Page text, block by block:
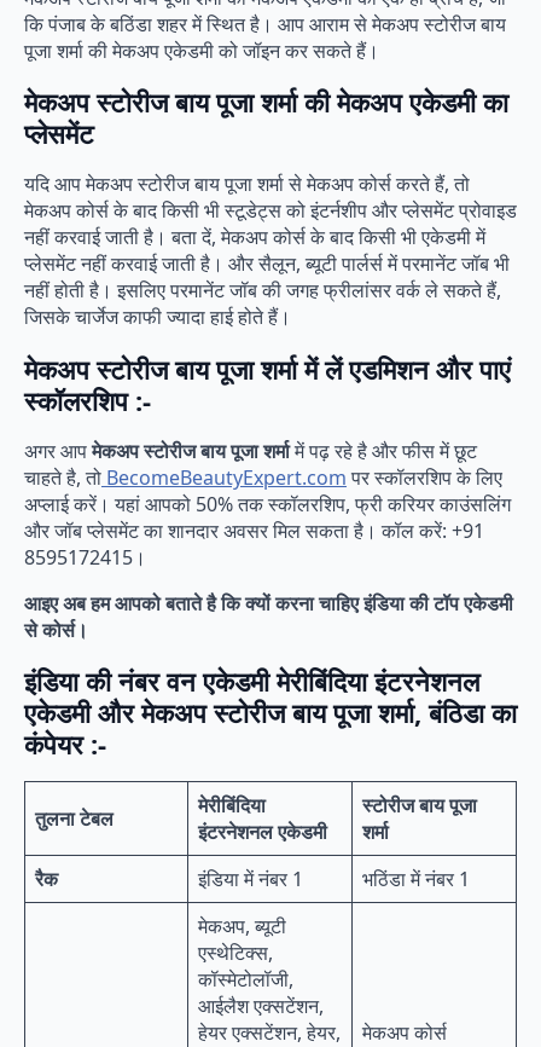
कि पंजाब के बठिंडा शहर में स्थित है। आप आराम से मेकअप स्टोरीज बाय
पूजा शर्मा की मेकअप एकेडमी को जॉइन कर सकते हैं।
मेकअप स्टोरीज बाय पूजा शर्मा की मेकअप एकेडमी का
प्लेसमेंट
यदि आप मेकअप स्टोरीज बाय पूजा शर्मा से मेकअप कोर्स करते हैं, तो
मेकअप कोर्स के बाद किसी भी स्टूडेट्स को इंटर्नशीप और प्लेसमेंट प्रोवाइड
नहीं करवाई जाती है। बता दें, मेकअप कोर्स के बाद किसी भी एकेडमी में
प्लेसमेंट नहीं करवाई जाती है। और सैलून, ब्यूटी पार्लर्स में परमानेंट जॉब भी
नहीं होती है। इसलिए परमानेंट जॉब की जगह फ्रीलांसर वर्क ले सकते हैं,
जिसके चार्जेज काफी ज्यादा हाई होते हैं।
मेकअप स्टोरीज बाय पूजा शर्मा में लें एडमिशन और पाएं
स्कॉलरशिप :-
अगर आपमेकअप स्टोरीज बाय पूजा शर्मामें पढ़ रहे है और फीस में छूट
चाहते है, तो BecomeBeautyExpert.comपर स्कॉलरशिप के लिए
अप्लाई करें। यहां आपको 50% तक स्कॉलरशिप, फ्री करियर काउंसलिंग
और जॉब प्लेसमेंट का शानदार अवसर मिल सकता है। कॉल करें: +91
8595172415।
आइए अब हम आपको बताते है कि क्यों करना चाहिए इंडिया की टॉप एकेडमी
से कोर्स।
इंडिया की नंबर वन एकेडमी मेरीबिंदिया इंटरनेशनल
एकेडमी और मेकअप स्टोरीज बाय पूजा शर्मा, बंठिडा का
कंपेयर :-
तुलना टेबल
मेरीबिंदिया
इंटरनेशनल एकेडमी
स्टोरीज बाय पूजा
शर्मा
रैक
इंडिया में नंबर 1 भठिंडा में नंबर 1
मेकअप, ब्यूटी
एस्थेटिक्स,
कॉस्मेटोलॉजी,
आईलैश एक्सटेंशन,
हेयर एक्सटेंशन, हेयर,
मेकअप कोर्स